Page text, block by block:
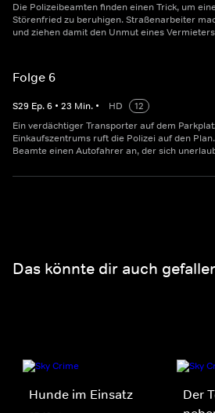
Die Polizeibeamten finden einen Trick, um
Störenfried zu beruhigen. Straßenarbeiter
und ziehen damit den Unmut eines
Folge 6
S29 Ep.6 • 23 Min. • HD
12
Ein verdächtiger Transporter auf dem
Einkaufszentrums ruft die Polizei auf den
Beamte einen Autofahrer an, der sich
Das könnte dir auch
Hunde im Einsatz
Der